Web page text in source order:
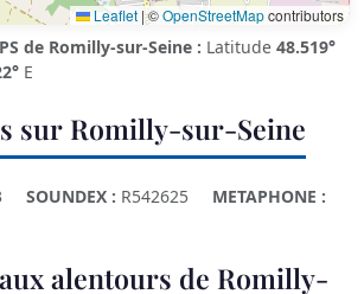
Leaflet |©OpenStreetMapcontributors
de Romilly-sur-Seine : Latitude 48.519°
E
sur Romilly-sur-Seine
SOUNDEX : R542625
METAPHONE :
alentours de Romilly-